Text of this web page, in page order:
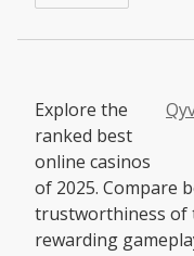
Explore the
ranked best
online casinos
of 2025. Compare
trustworthiness of
rewarding